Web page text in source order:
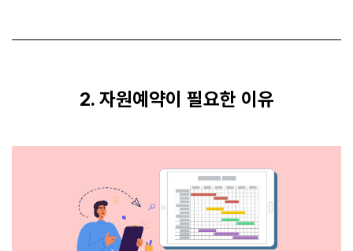
2. 자원예약이 필요한 이유